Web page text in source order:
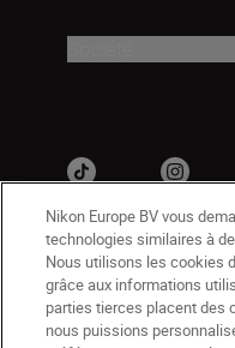
Nikon Europe BV vous
technologies similaires à
Nous utilisons les cookies
grâce aux informations
parties tierces placent des
nous puissions